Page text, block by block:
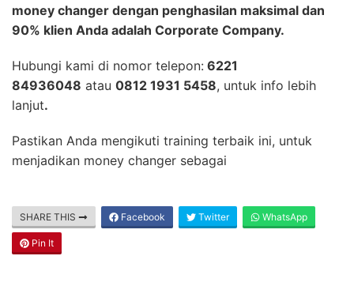
money changer dengan penghasilan maksimal dan
90% klien Anda adalah Corporate Company.
Hubungi kami di nomor telepon: 6221
84936048 atau 0812 1931 5458, untuk info lebih
lanjut.
Pastikan Anda mengikuti training terbaik ini, untuk
menjadikan money changer sebagai
SHARE THIS Facebook Twitter WhatsApp
Pin It